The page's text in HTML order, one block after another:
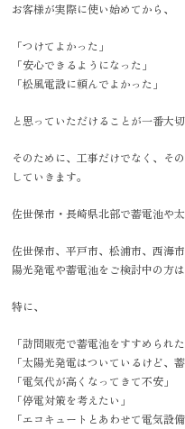
お客様が実際に使い始めてから、
「つけてよかった」
「安心できるようになった」
「松風電設に頼んでよかった」
と思っていただけることが一番大切
そのために、工事だけでなく、そ
していきます。
佐世保市・長崎県北部で蓄電池や
佐世保市、平戸市、松浦市、西海
陽光発電や蓄電池をご検討中の方
特に、
「訪問販売で蓄電池をすすめられた
「太陽光発電はついているけど、
「電気代が高くなってきて不安」
「停電対策を考えたい」
「エコキュートとあわせて電気設